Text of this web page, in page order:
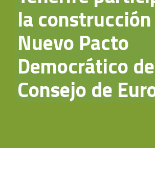
la
Nuevo Pacto
Democrático
Consejo de